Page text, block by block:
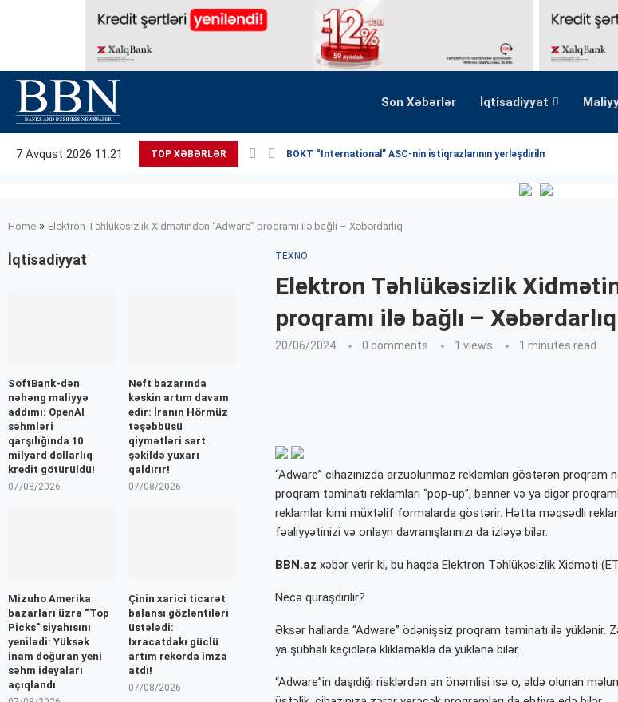
Son Xəbərlər İqtisadiyyat
7 Avqust 2026 11:21 TOP XƏBƏRLƏR BOKT “International” ASC-nin istiqrazlarının yerləşdirilməsi üzrə hərrac
Home » Elektron Təhlükəsizlik Xidmətindən “Adware” proqramı ilə bağlı – Xəbərdarlıq
TEXNO
Elektron Təhlükəsizlik
proqramı ilə bağlı – Xəbərdarlıq
20/06/2024 0 comments 1 views 1 minutes read
“Adware” cihazınızda arzuolunmaz reklamları göstərən proqram
proqram təminatı reklamları “pop-up”, banner və ya digər
reklamlar kimi müxtəlif formalarda göstərir. Hətta məqsədli
fəaliyyətinizi və onlayn davranışlarınızı da izləyə bilər.
BBN.az xəbər verir ki, bu haqda Elektron Təhlükəsizlik Xidməti
Necə quraşdırılır?
Əksər hallarda “Adware” ödənişsiz proqram təminatı ilə yüklənir.
ya şübhəli keçidlərə klikləməklə də yüklənə bilər.
“Adware”in daşıdığı risklərdən ən önəmlisi isə o, əldə olunan
İqtisadiyyat
SoftBank-dən
nəhəng maliyyə
addımı: OpenAI
səhmləri
qarşılığında 10
milyard dollarlıq
kredit götürüldü!
07/08/2026
Neft bazarında
kəskin artım davam
edir: İranın Hörmüz
təşəbbüsü
qiymətləri sərt
şəkildə yuxarı
qaldırır!
07/08/2026
Mizuho Amerika
bazarları üzrə “Top
Picks” siyahısını
yenilədi: Yüksək
inam doğuran yeni
səhm ideyaları
açıqlandı
Çinin xarici ticarət
balansı gözləntiləri
üstələdi:
İxracatdakı güclü
artım rekorda imza
atdı!
07/08/2026